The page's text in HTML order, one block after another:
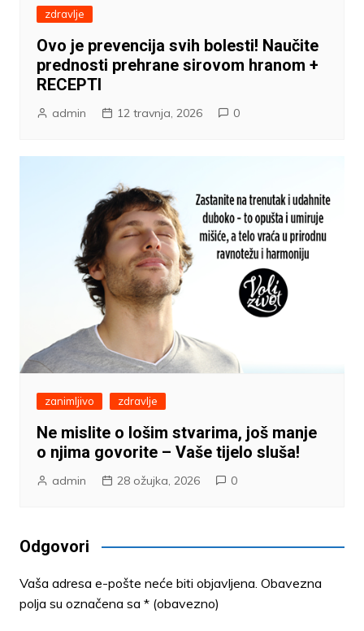
zdravlje
Ovo je prevencija svih bolesti! Naučite
prednosti prehrane sirovom hranom +
RECEPTI
admin 12 travnja, 2026 0
zanimljivo zdravlje
Ne mislite o lošim stvarima, još manje
o njima govorite – Vaše tijelo sluša!
admin 28 ožujka, 2026 0
Odgovori
Vaša adresa e-pošte neće biti objavljena. Obavezna
polja su označena sa * (obavezno)